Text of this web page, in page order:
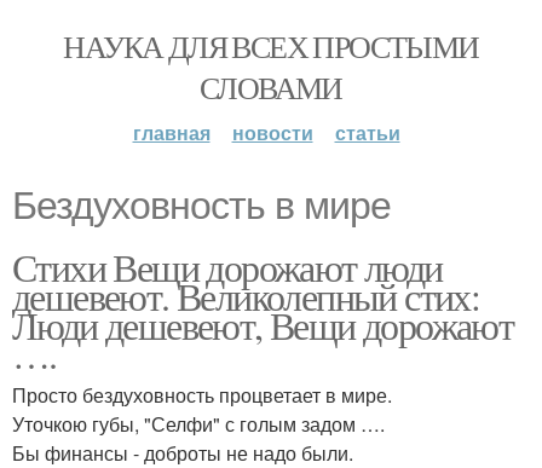
НАУКА ДЛЯ ВСЕХ ПРОСТЫМИ
СЛОВАМИ
главная новости статьи
Бездуховность в мире
Стихи Вещи дорожают люди
дешевеют. Великолепный стих:
Люди дешевеют, Вещи дорожают
….
Просто бездуховность процветает в мире.
Уточкою губы, "Селфи" с голым задом ….
Бы финансы - доброты не надо были.